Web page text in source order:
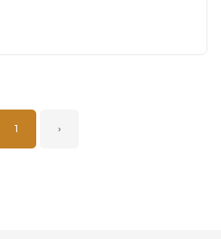
1 ›